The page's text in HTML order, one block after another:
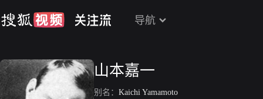
导航
山本嘉一
别名： Kaichi Yamamoto